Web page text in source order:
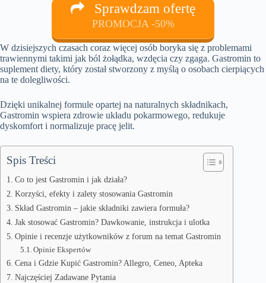
Sprawdzam ofertę
PROMOCJA -50%
W dzisiejszych czasach coraz więcej osób boryka się z problemami
trawiennymi takimi jak ból żołądka, wzdęcia czy zgaga. Gastromin to
suplement diety, który został stworzony z myślą o osobach cierpiących
na te dolegliwości.
Dzięki unikalnej formule opartej na naturalnych składnikach,
Gastromin wspiera zdrowie układu pokarmowego, redukuje
dyskomfort i normalizuje pracę jelit.
Spis Treści
Co to jest Gastromin i jak działa?
Korzyści, efekty i zalety stosowania Gastromin
Skład Gastromin – jakie składniki zawiera formuła?
Jak stosować Gastromin? Dawkowanie, instrukcja i ulotka
Opinie i recenzje użytkowników z forum na temat Gastromin
Opinie Ekspertów
Cena i Gdzie Kupić Gastromin? Allegro, Ceneo, Apteka
Najczęściej Zadawane Pytania